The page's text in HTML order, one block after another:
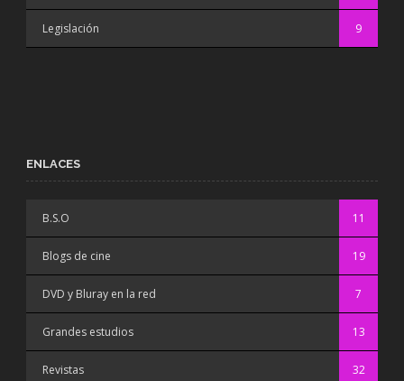
Legislación 9
ENLACES
B.S.O 11
Blogs de cine 19
DVD y Bluray en la red 7
Grandes estudios 13
Revistas 32